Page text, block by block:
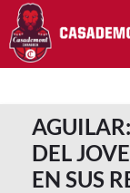
Pasar al contenido principal
DEL
EN SUS